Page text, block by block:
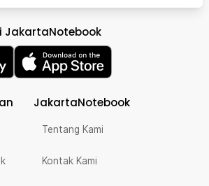
JakartaNotebook
JakartaNotebook
Tentang Kami
Kontak Kami